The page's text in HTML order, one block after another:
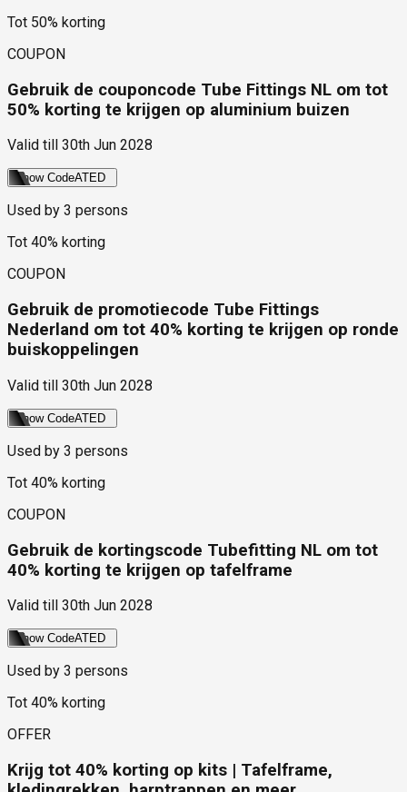
Tot 50% korting
COUPON
Gebruik de couponcode Tube Fittings NL om tot
50% korting te krijgen op aluminium buizen
Valid till 30th Jun 2028
Show CodeATED
Used by 3 persons
Tot 40% korting
COUPON
Gebruik de promotiecode Tube Fittings
Nederland om tot 40% korting te krijgen op ronde
buiskoppelingen
Valid till 30th Jun 2028
Show CodeATED
Used by 3 persons
Tot 40% korting
COUPON
Gebruik de kortingscode Tubefitting NL om tot
40% korting te krijgen op tafelframe
Valid till 30th Jun 2028
Show CodeATED
Used by 3 persons
Tot 40% korting
OFFER
Krijg tot 40% korting op kits | Tafelframe,